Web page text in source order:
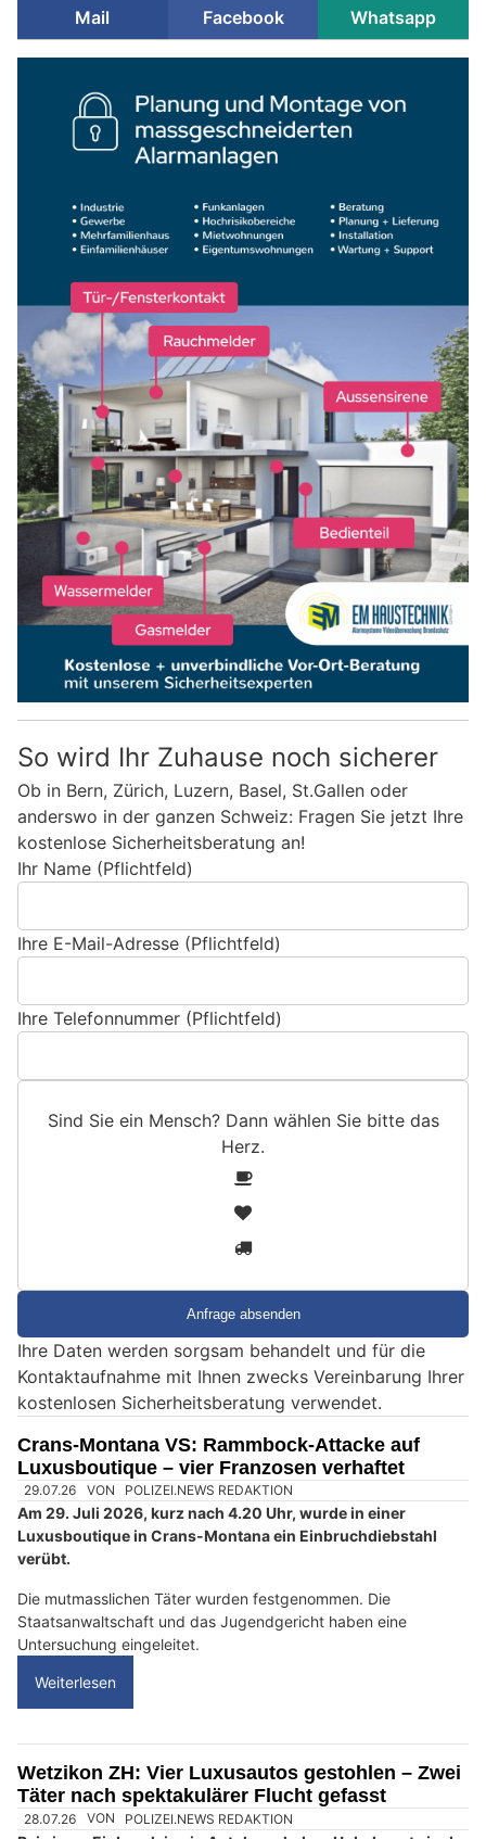
Mail
Facebook Whatsapp
So wird Ihr Zuhause noch sicherer
Ob in Bern, Zürich, Luzern, Basel, St.Gallen oder
anderswo in der ganzen Schweiz: Fragen Sie jetzt Ihre
kostenlose Sicherheitsberatung an!
Ihr Name (Pflichtfeld)
Ihre E-Mail-Adresse (Pflichtfeld)
Ihre Telefonnummer (Pflichtfeld)
Sind Sie ein Mensch? Dann wählen Sie bitte das
Herz.
e
i
n
e
n
s
c
h
D
a
n
ä
h
l
e
Ihre Daten werden sorgsam behandelt und für die
Kontaktaufnahme mit Ihnen zwecks Vereinbarung Ihrer
kostenlosen Sicherheitsberatung verwendet.
Crans-Montana VS: Rammbock-Attacke auf
Luxusboutique – vier Franzosen verhaftet
29.07.26 VON POLIZEI.NEWS REDAKTION
Am 29. Juli 2026, kurz nach 4.20 Uhr, wurde in einer
Luxusboutique in Crans-Montana ein Einbruchdiebstahl
verübt.